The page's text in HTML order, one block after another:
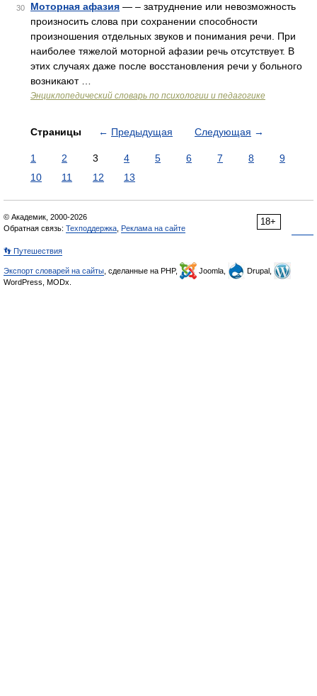
30 Моторная афазия — – затруднение или невозможность
произносить слова при сохранении способности
произношения отдельных звуков и понимания речи. При
наиболее тяжелой моторной афазии речь отсутствует. В
этих случаях даже после восстановления речи у больного
возникают …
Энциклопедический словарь по психологии и педагогике
Страницы ← Предыдущая Следующая →
1 2 3 4 5 6 7 8
9
10
11 12 13
18+
© Академик, 2000-2026
Обратная связь: Техподдержка Реклама на сайте
👣 Путешествия
Экспорт словарей на сайты , сделанные на PHP, Joomla,
Drupal,
WordPress, MODx.